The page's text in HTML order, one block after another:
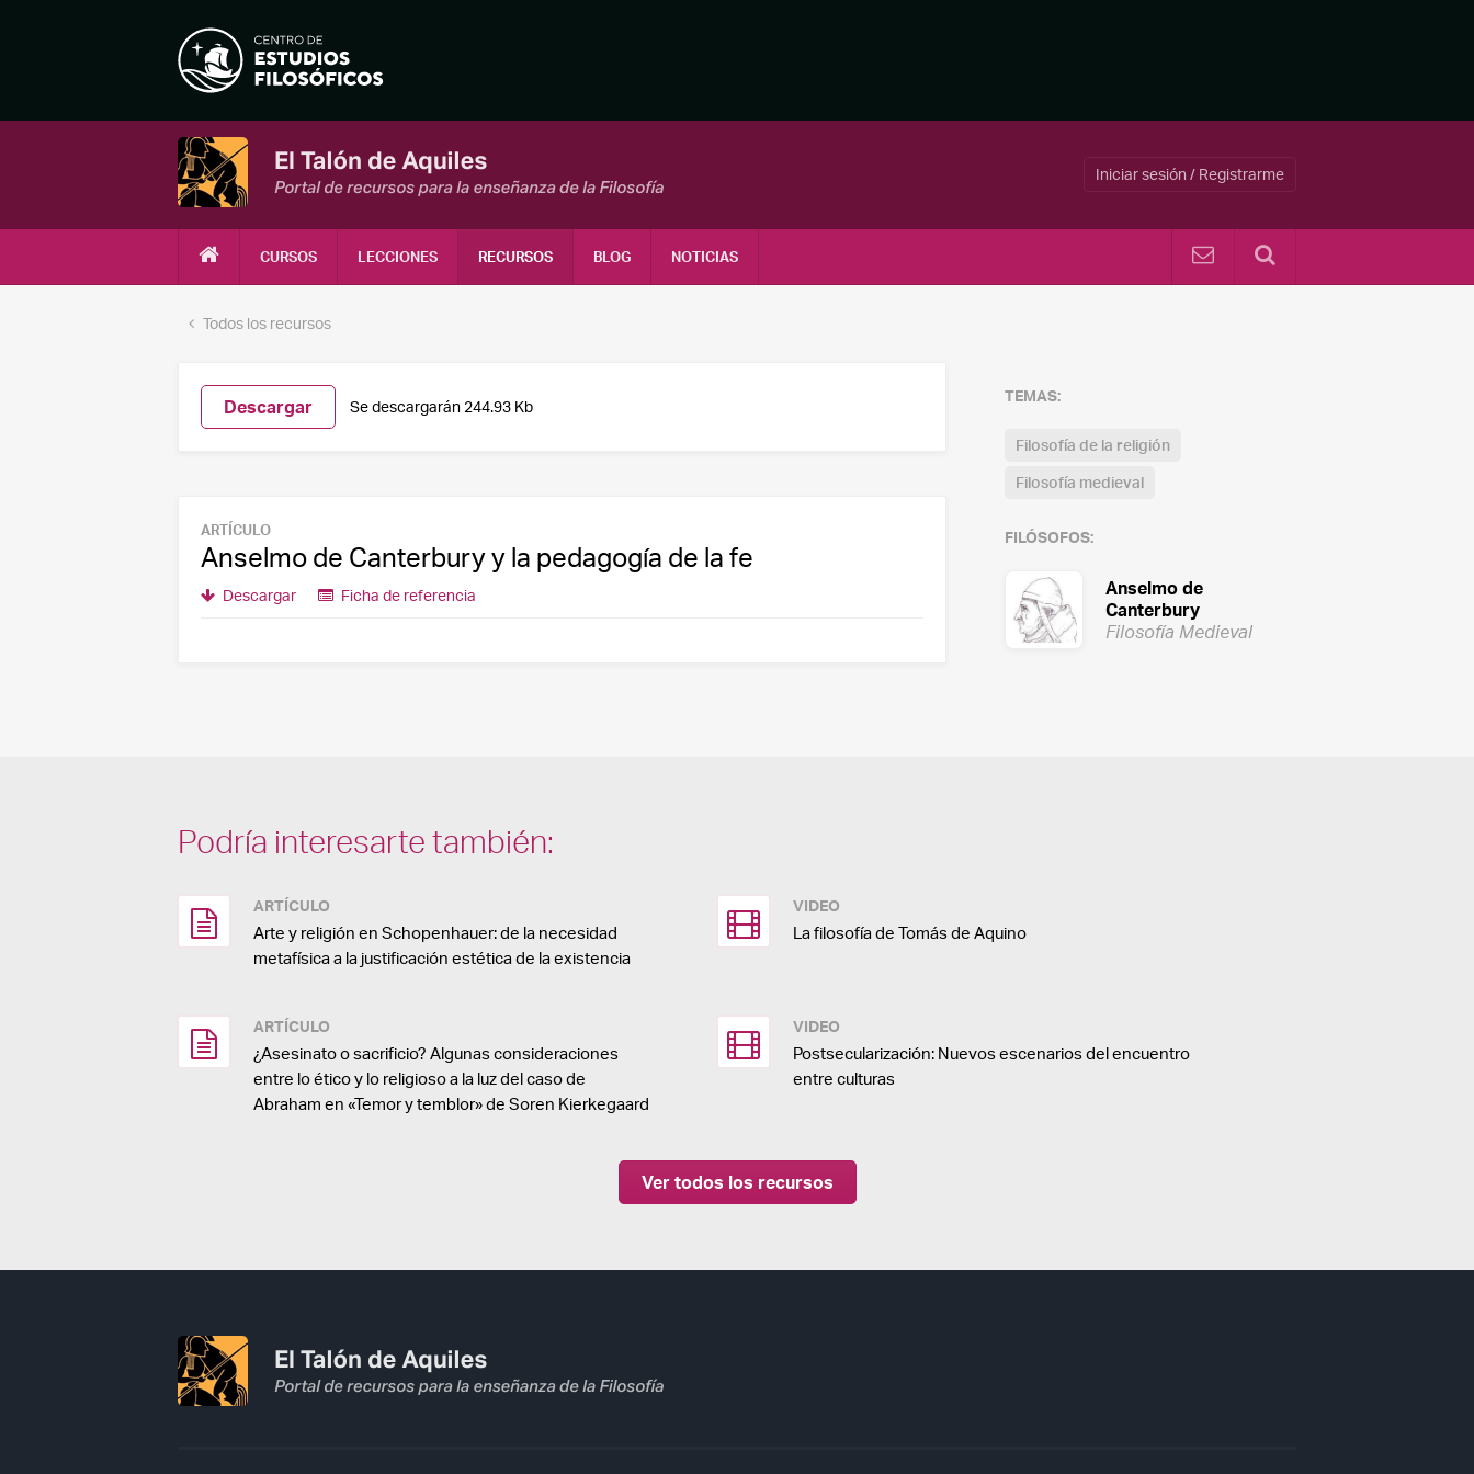
Iniciar sesión / Registrarme
CURSOS LECCIONES RECURSOS BLOG NOTICIAS
Todos los recursos
Descargar Se descargarán 244.93 Kb
ARTÍCULO
Anselmo de Canterbury y la pedagogía de la fe
Descargar Ficha de referencia
TEMAS:
Filosofía de la religión
Filosofía medieval
FILÓSOFOS:
Anselmo de
Canterbury
Filosofía Medieval
Podría interesarte también:
ARTÍCULO
Arte y religión en Schopenhauer: de la necesidad
metafísica a la justificación estética de la existencia
VIDEO
La filosofía de Tomás de Aquino
ARTÍCULO
¿Asesinato o sacrificio? Algunas consideraciones
entre lo ético y lo religioso a la luz del caso de
Abraham en «Temor y temblor» de Soren Kierkegaard
VIDEO
Postsecularización: Nuevos escenarios del encuentro
entre culturas
Ver todos los recursos